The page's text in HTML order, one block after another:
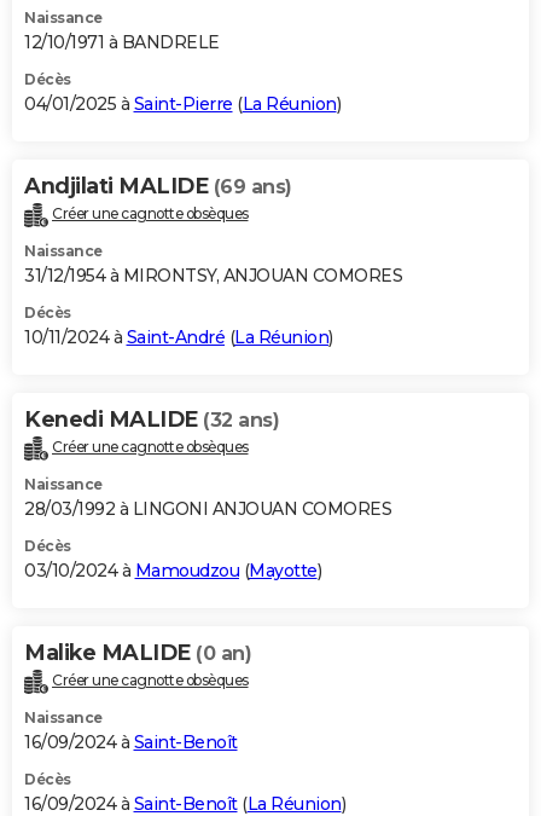
Naissance
12/10/1971 à BANDRELE
Décès
04/01/2025 à Saint-Pierre (La Réunion)
Andjilati MALIDE (69 ans)
Créer une cagnotte obsèques
Naissance
31/12/1954 à MIRONTSY, ANJOUAN COMORES
Décès
10/11/2024 à Saint-André (La Réunion)
Kenedi MALIDE (32 ans)
Créer une cagnotte obsèques
Naissance
28/03/1992 à LINGONI ANJOUAN COMORES
Décès
03/10/2024 à Mamoudzou (Mayotte)
Malike MALIDE (0 an)
Créer une cagnotte obsèques
Naissance
16/09/2024 à Saint-Benoît
Décès
16/09/2024 à Saint-Benoît(La Réunion)